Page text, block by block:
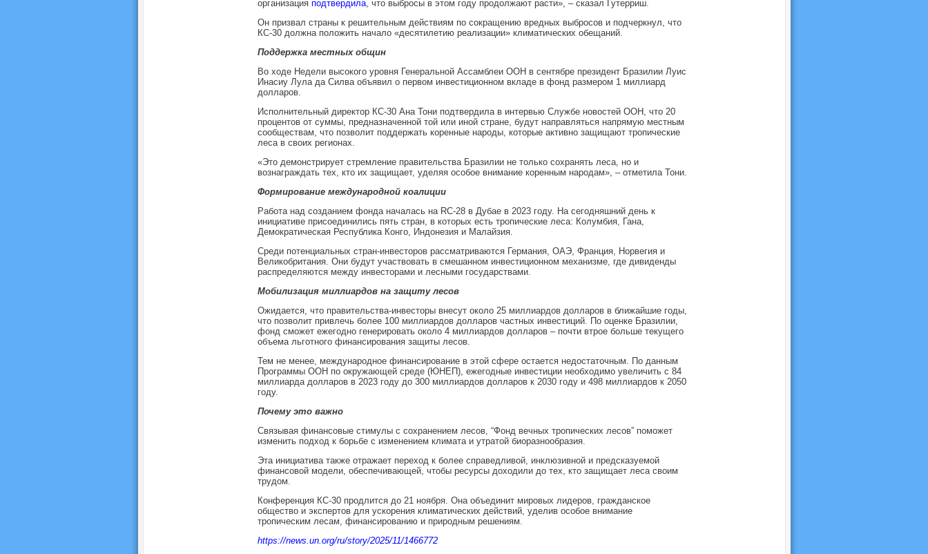
организация подтвердила, что выбросы в этом году продолжают расти», – сказал Гутерриш.
Он призвал страны к решительным действиям по сокращению вредных выбросов и подчеркнул, что
КС-30 должна положить начало «десятилетию реализации» климатических обещаний.
Поддержка местных общин
Во ходе Недели высокого уровня Генеральной Ассамблеи ООН в сентябре президент Бразилии Луис
Инасиу Лула да Силва объявил о первом инвестиционном вкладе в фонд размером 1 миллиард
долларов.
Исполнительный директор КС-30 Ана Тони подтвердила в интервью Службе новостей ООН, что 20
процентов от суммы, предназначенной той или иной стране, будут направляться напрямую местным
сообществам, что позволит поддержать коренные народы, которые активно защищают тропические
леса в своих регионах.
«Это демонстрирует стремление правительства Бразилии не только сохранять леса, но и
вознаграждать тех, кто их защищает, уделяя особое внимание коренным народам», – отметила Тони.
Формирование международной коалиции
Работа над созданием фонда началась на RC-28 в Дубае в 2023 году. На сегодняшний день к
инициативе присоединились пять стран, в которых есть тропические леса: Колумбия, Гана,
Демократическая Республика Конго, Индонезия и Малайзия.
Среди потенциальных стран-инвесторов рассматриваются Германия, ОАЭ, Франция, Норвегия и
Великобритания. Они будут участвовать в смешанном инвестиционном механизме, где дивиденды
распределяются между инвесторами и лесными государствами.
Мобилизация миллиардов на защиту лесов
Ожидается, что правительства-инвесторы внесут около 25 миллиардов долларов в ближайшие годы,
что позволит привлечь более 100 миллиардов долларов частных инвестиций. По оценке Бразилии,
фонд сможет ежегодно генерировать около 4 миллиардов долларов – почти втрое больше текущего
объема льготного финансирования защиты лесов.
Тем не менее, международное финансирование в этой сфере остается недостаточным. По данным
Программы ООН по окружающей среде (ЮНЕП), ежегодные инвестиции необходимо увеличить с 84
миллиарда долларов в 2023 году до 300 миллиардов долларов к 2030 году и 498 миллиардов к 2050
году.
Почему это важно
Связывая финансовые стимулы с сохранением лесов, “Фонд вечных тропических лесов” поможет
изменить подход к борьбе с изменением климата и утратой биоразнообразия.
Эта инициатива также отражает переход к более справедливой, инклюзивной и предсказуемой
финансовой модели, обеспечивающей, чтобы ресурсы доходили до тех, кто защищает леса своим
трудом.
Конференция КС-30 продлится до 21 ноября. Она объединит мировых лидеров, гражданское
общество и экспертов для ускорения климатических действий, уделив особое внимание
тропическим лесам, финансированию и природным решениям.
https://news.un.org/ru/story/2025/11/1466772